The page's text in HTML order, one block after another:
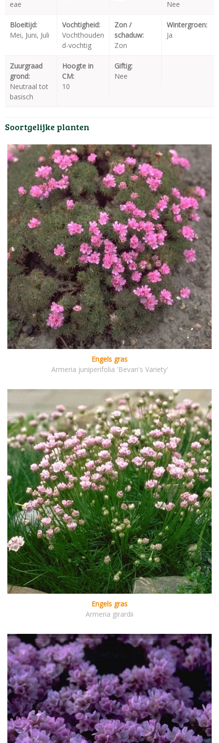
eae
Nee
Bloeitijd:
Mei, Juni, Juli
Vochtigheid:
Vochthouden
d-vochtig
Zon /
schaduw:
Zon
Wintergroen:
Ja
Zuurgraad
grond:
Neutraal tot
basisch
Hoogte in
CM:
10
Giftig:
Nee
Soortgelijke planten
Engels gras
Armeria juniperifolia 'Bevan's Variety'
Engels gras
Armeria girardii